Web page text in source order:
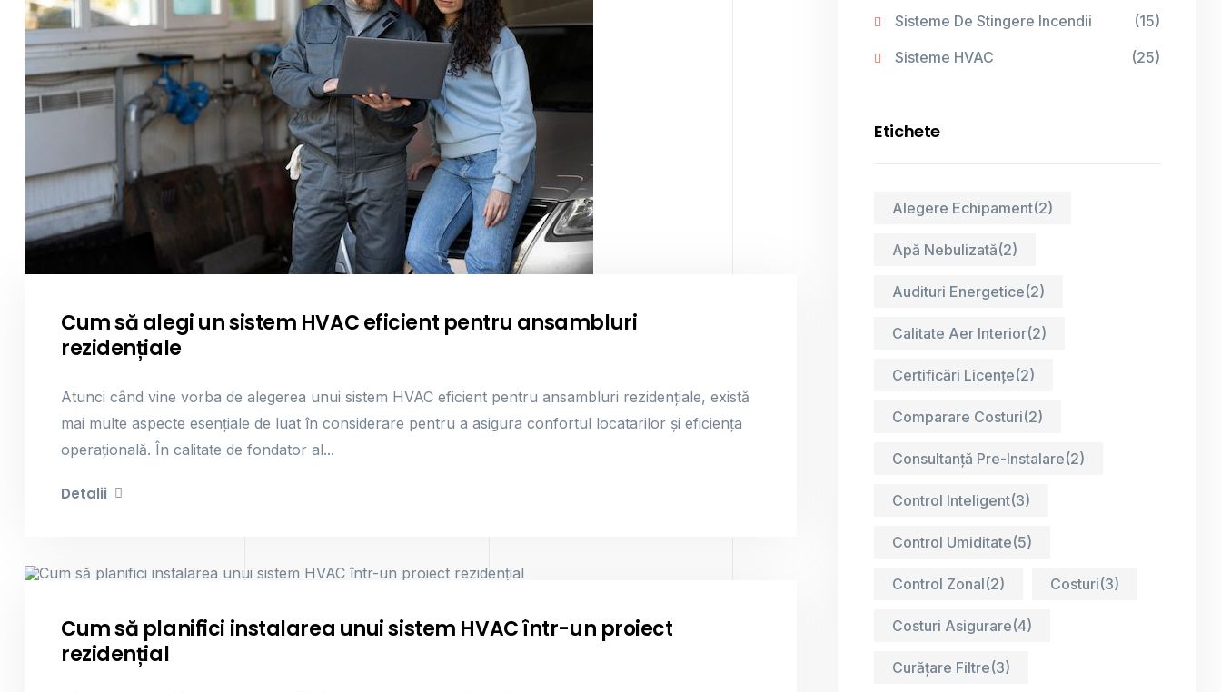
Cum să alegi un sistem HVAC eficient pentru ansambluri
rezidențiale
Atunci când vine vorba de alegerea unui sistem HVAC eficient pentru ansambluri rezidențiale, există
mai multe aspecte esențiale de luat în considerare pentru a asigura confortul locatarilor și eficiența
operațională. În calitate de fondator al...
Detalii
Cum să planifici instalarea unui sistem HVAC într-un proiect
rezidențial
Sisteme De Stingere Incendii (15)
Sisteme HVAC (25)
Etichete
Alegere Echipament(2)
Apă Nebulizată(2)
Audituri Energetice(2)
Calitate Aer Interior(2)
Certificări Licențe(2)
Comparare Costuri(2)
Consultanță Pre-Instalare(2)
Control Inteligent(3)
Control Umiditate(5)
Control Zonal(2) Costuri(3)
Costuri Asigurare(4)
Curățare Filtre(3)